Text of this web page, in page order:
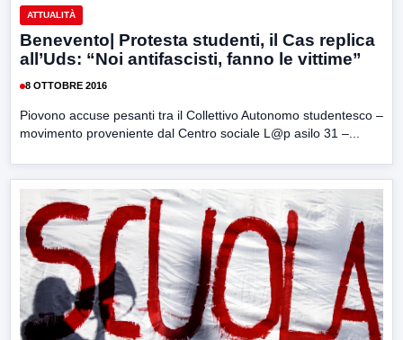
ATTUALITÀ
Benevento| Protesta studenti, il Cas replica
all’Uds: “Noi antifascisti, fanno le vittime”
8 OTTOBRE 2016
Piovono accuse pesanti tra il Collettivo Autonomo studentesco –
movimento proveniente dal Centro sociale L@p asilo 31 –...